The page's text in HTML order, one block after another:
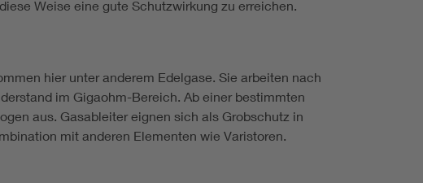
Weise eine gute Schutzwirkung zu erreichen.
hier unter anderem Edelgase. Sie arbeiten nach
im Gigaohm-Bereich. Ab einer bestimmten
aus. Gasableiter eignen sich als Grobschutz in
mit anderen Elementen wie Varistoren.